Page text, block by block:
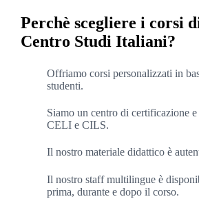
Perchè scegliere i corsi
Centro Studi Italiani?
Offriamo corsi personalizzati in
studenti.
Siamo un centro di certificazione e
CELI e CILS.
Il nostro materiale didattico è
Il nostro staff multilingue è
prima, durante e dopo il corso.